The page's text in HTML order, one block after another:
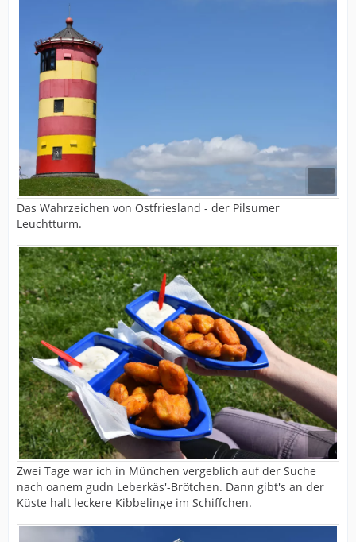
Das Wahrzeichen von Ostfriesland - der Pilsumer
Leuchtturm.
Zwei Tage war ich in München vergeblich auf der Suche
nach oanem gudn Leberkäs'-Brötchen. Dann gibt's an der
Küste halt leckere Kibbelinge im Schiffchen.